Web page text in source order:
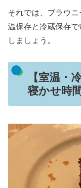
それでは、ブラウ
温保存と冷蔵保存
しましょう。
【室温・
寝かせ時